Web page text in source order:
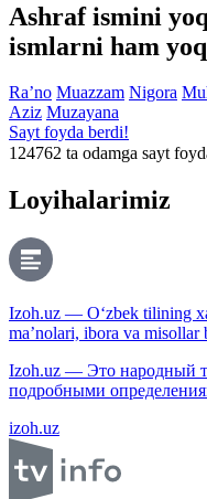
Ashraf ismini
ismlarni ham
Ra’no Muazzam Nigora
Aziz Muzayana
Sayt foyda berdi!
124762 ta odamga sayt
Loyihalarimiz
Izoh.uz — O‘zbek tilining
ma’nolari, ibora va
Izoh.uz — Это народный
подробными
izoh.uz